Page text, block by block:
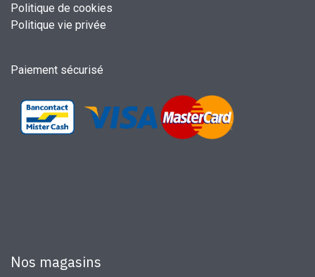
Politique de cookies
Politique vie privée
Paiement sécurisé
Nos magasins